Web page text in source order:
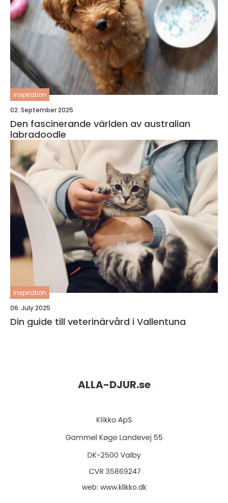
inspiration
02. September 2025
Den fascinerande världen av australian
labradoodle
inspiration
06. July 2025
Din guide till veterinärvård i Vallentuna
ALLA-DJUR.se
web: www.klikko.dk